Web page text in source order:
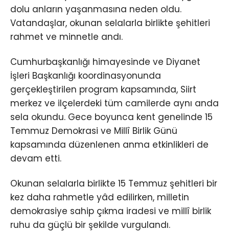
dolu anların yaşanmasına neden oldu.
Vatandaşlar, okunan selalarla birlikte şehitleri
rahmet ve minnetle andı.
Cumhurbaşkanlığı himayesinde ve Diyanet
İşleri Başkanlığı koordinasyonunda
gerçekleştirilen program kapsamında, Siirt
merkez ve ilçelerdeki tüm camilerde aynı anda
sela okundu. Gece boyunca kent genelinde 15
Temmuz Demokrasi ve Millî Birlik Günü
kapsamında düzenlenen anma etkinlikleri de
devam etti.
Okunan selalarla birlikte 15 Temmuz şehitleri bir
kez daha rahmetle yâd edilirken, milletin
demokrasiye sahip çıkma iradesi ve millî birlik
ruhu da güçlü bir şekilde vurgulandı.